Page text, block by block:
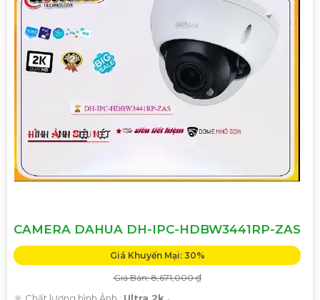
CAMERA DAHUA DH-IPC-HDBW3441RP-ZAS
Giá Khuyến Mại: 30%
Giá Bán: 8,671,000 ₫
🔆 Chất lượng hình Ảnh : Ultra 2k .